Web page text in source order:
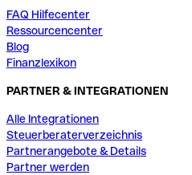
FAQ Hilfecenter
Ressourcencenter
Blog
Finanzlexikon
PARTNER & INTEGRATIONEN
Alle Integrationen
Steuerberaterverzeichnis
Partnerangebote & Details
Partner werden